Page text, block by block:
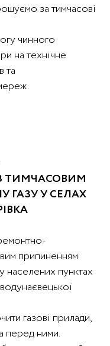
за тимчасові
чинного
на технічне
та
ТИМЧАСОВИМ
ГАЗУ У СЕЛАХ
припиненням
населених пунктах
газові прилади,
перед ними.